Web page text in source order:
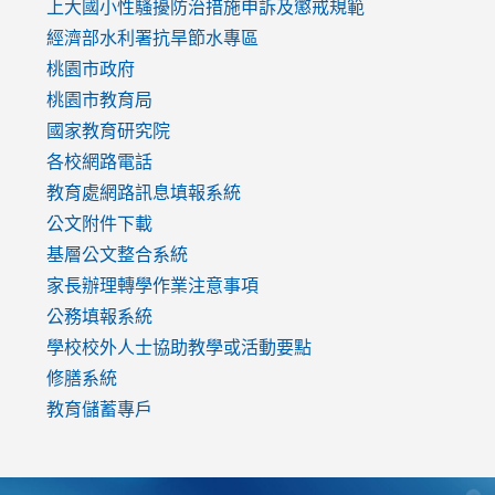
link
to
https://www.youtube.com/watch?
v=mfpNykQ0g4M
上大國小性騷擾防治措施申訴及懲戒規範
經濟部水利署抗旱節水專區
桃園市政府
桃園市教育局
國家教育研究院
各校網路電話
教育處網路訊息填報系統
公文附件下載
基層公文整合系統
家長辦理轉學作業注意事項
公務填報系統
學校校外人士協助教學或活動要點
修膳系統
教育儲蓄專戶